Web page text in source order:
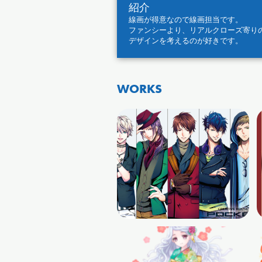
紹介
線画が得意なので線画担当です。
ファンシーより、リアルクローズ寄り
デザインを考えるのが好きです。
WORKS